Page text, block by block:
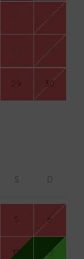
15 16
22 23
29 30
S D
5 6
12 13